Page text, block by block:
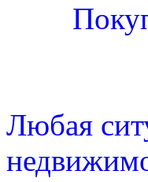
Любая